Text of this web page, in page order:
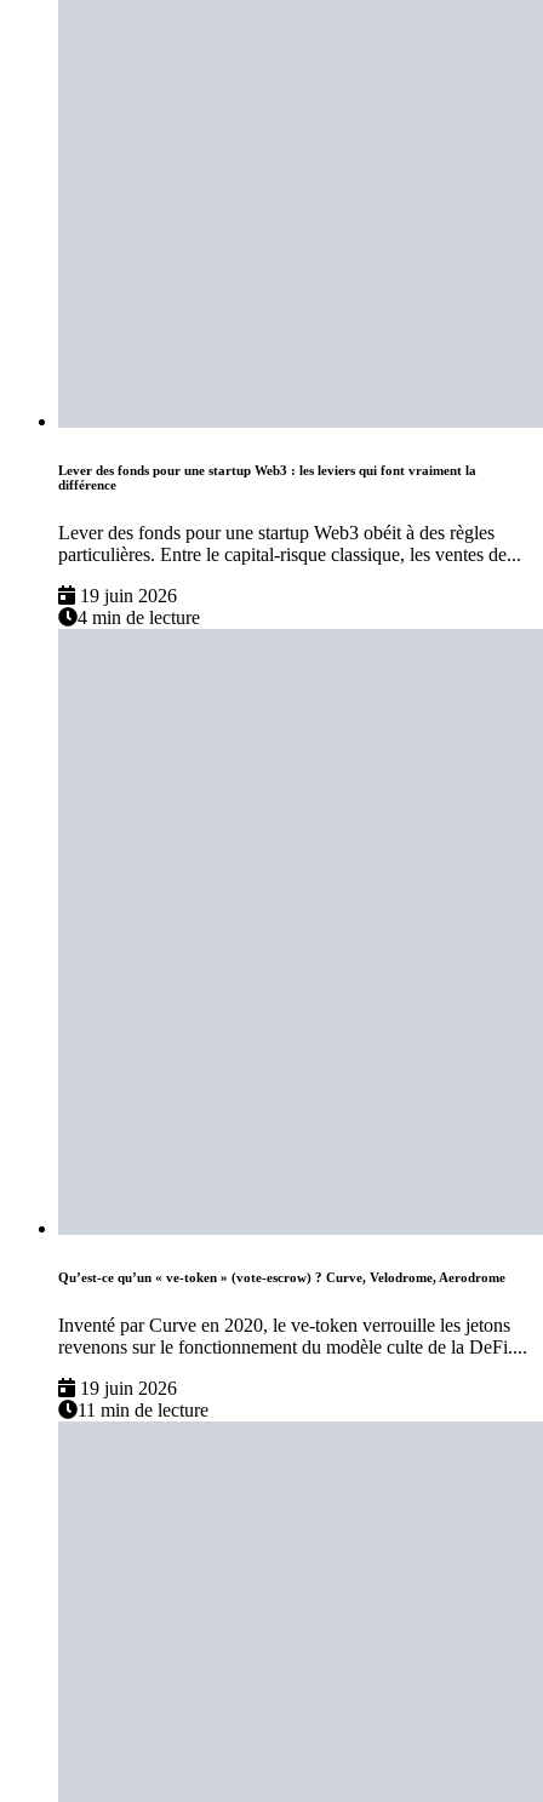
Lever des fonds pour une startup Web3 : les leviers qui font vraiment la
différence
Lever des fonds pour une startup Web3 obéit à des règles
particulières. Entre le capital-risque classique, les ventes de...
19 juin 2026
4 min de lecture
Qu’est-ce qu’un « ve-token » (vote-escrow) ? Curve, Velodrome, Aerodrome
Inventé par Curve en 2020, le ve-token verrouille les jetons
revenons sur le fonctionnement du modèle culte de la DeFi....
19 juin 2026
11 min de lecture